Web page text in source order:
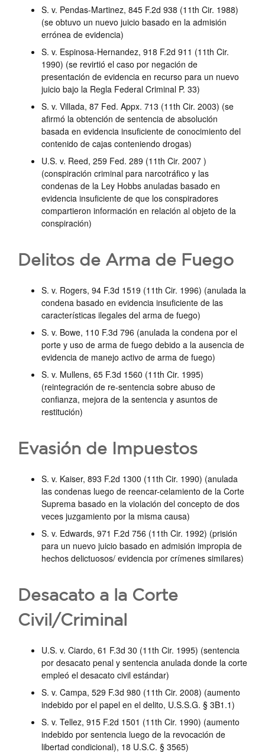
S. v. Pendas-Martinez, 845 F.2d 938 (11th Cir. 1988)
(se obtuvo un nuevo juicio basado en la admisión
errónea de evidencia)
S. v. Espinosa-Hernandez, 918 F.2d 911 (11th Cir.
1990) (se revirtió el caso por negación de
presentación de evidencia en recurso para un nuevo
juicio bajo la Regla Federal Criminal P. 33)
S. v. Villada, 87 Fed. Appx. 713 (11th Cir. 2003) (se
afirmó la obtención de sentencia de absolución
basada en evidencia insuficiente de conocimiento del
contenido de cajas conteniendo drogas)
U.S. v. Reed, 259 Fed. 289 (11th Cir. 2007 )
(conspiración criminal para narcotráfico y las
condenas de la Ley Hobbs anuladas basado en
evidencia insuficiente de que los conspiradores
compartieron información en relación al objeto de la
conspiración)
Delitos de Arma de Fuego
S. v. Rogers, 94 F.3d 1519 (11th Cir. 1996) (anulada la
condena basado en evidencia insuficiente de las
características ilegales del arma de fuego)
S. v. Bowe, 110 F.3d 796 (anulada la condena por el
porte y uso de arma de fuego debido a la ausencia de
evidencia de manejo activo de arma de fuego)
S. v. Mullens, 65 F.3d 1560 (11th Cir. 1995)
(reintegración de re-sentencia sobre abuso de
confianza, mejora de la sentencia y asuntos de
restitución)
Evasión de Impuestos
S. v. Kaiser, 893 F.2d 1300 (11th Cir. 1990) (anulada
las condenas luego de reencar-celamiento de la Corte
Suprema basado en la violación del concepto de dos
veces juzgamiento por la misma causa)
S. v. Edwards, 971 F.2d 756 (11th Cir. 1992) (prisión
para un nuevo juicio basado en admisión impropia de
hechos delictuosos/ evidencia por crímenes similares)
Desacato a la Corte
Civil/Criminal
U.S. v. Ciardo, 61 F.3d 30 (11th Cir. 1995) (sentencia
por desacato penal y sentencia anulada donde la corte
empleó el desacato civil estándar)
S. v. Campa, 529 F.3d 980 (11th Cir. 2008) (aumento
indebido por el papel en el delito, U.S.S.G. § 3B1.1)
S. v. Tellez, 915 F.2d 1501 (11th Cir. 1990) (aumento
indebido por sentencia luego de la revocación de
libertad condicional), 18 U.S.C. § 3565)